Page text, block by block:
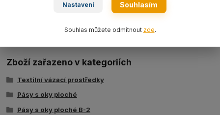
Tabulka nosností - zvedací pásy typ BSB
Zboží zařazeno v kategoriích
Textilní vázací prostředky
Pásy s oky ploché
Pásy s oky ploché B-2
Nastavení Souhlasím
Souhlas můžete odmítnout zde.